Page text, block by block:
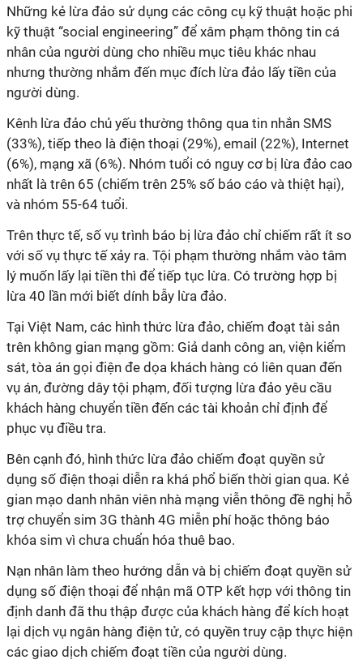
Những kẻ lừa đảo sử dụng các công cụ kỹ thuật hoặc phi
kỹ thuật “social engineering” để xâm phạm thông tin cá
nhân của người dùng cho nhiều mục tiêu khác nhau
nhưng thường nhắm đến mục đích lừa đảo lấy tiền của
người dùng.
Kênh lừa đảo chủ yếu thường thông qua tin nhắn SMS
(33%), tiếp theo là điện thoại (29%), email (22%), Internet
(6%), mạng xã (6%). Nhóm tuổi có nguy cơ bị lừa đảo cao
nhất là trên 65 (chiếm trên 25% số báo cáo và thiệt hại),
và nhóm 55-64 tuổi.
Trên thực tế, số vụ trình báo bị lừa đảo chỉ chiếm rất ít so
với số vụ thực tế xảy ra. Tội phạm thường nhắm vào tâm
lý muốn lấy lại tiền thì để tiếp tục lừa. Có trường hợp bị
lừa 40 lần mới biết dính bẫy lừa đảo.
Tại Việt Nam, các hình thức lừa đảo, chiếm đoạt tài sản
trên không gian mạng gồm: Giả danh công an, viện kiểm
sát, tòa án gọi điện đe dọa khách hàng có liên quan đến
vụ án, đường dây tội phạm, đối tượng lừa đảo yêu cầu
khách hàng chuyển tiền đến các tài khoản chỉ định để
phục vụ điều tra.
Bên cạnh đó, hình thức lừa đảo chiếm đoạt quyền sử
dụng số điện thoại diễn ra khá phổ biến thời gian qua. Kẻ
gian mạo danh nhân viên nhà mạng viễn thông đề nghị hỗ
trợ chuyển sim 3G thành 4G miễn phí hoặc thông báo
khóa sim vì chưa chuẩn hóa thuê bao.
Nạn nhân làm theo hướng dẫn và bị chiếm đoạt quyền sử
dụng số điện thoại để nhận mã OTP kết hợp với thông tin
định danh đã thu thập được của khách hàng để kích hoạt
lại dịch vụ ngân hàng điện tử, có quyền truy cập thực hiện
các giao dịch chiếm đoạt tiền của người dùng.